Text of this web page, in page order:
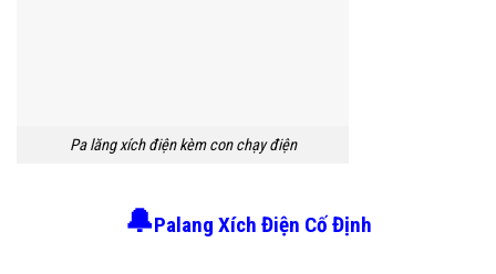
Pa lăng xích điện kèm con chạy điện
🔔Palang Xích Điện Cố Định